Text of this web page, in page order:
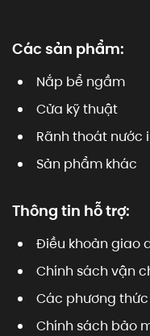
Các sản phẩm:
Nắp bể ngầm
Cửa kỹ thuật
Rãnh thoát nước
Sản phẩm khác
Thông tin hỗ trợ:
Điều khoản giao
Chính sách vận
Các phương
Chính sách bảo